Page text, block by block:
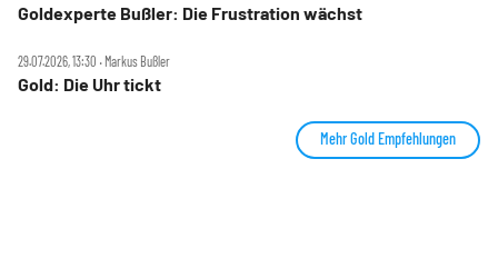
Goldexperte Bußler: Die Frustration wächst
29.07.2026, 13:30 ‧ Markus Bußler
Gold: Die Uhr tickt
Mehr Gold Empfehlungen